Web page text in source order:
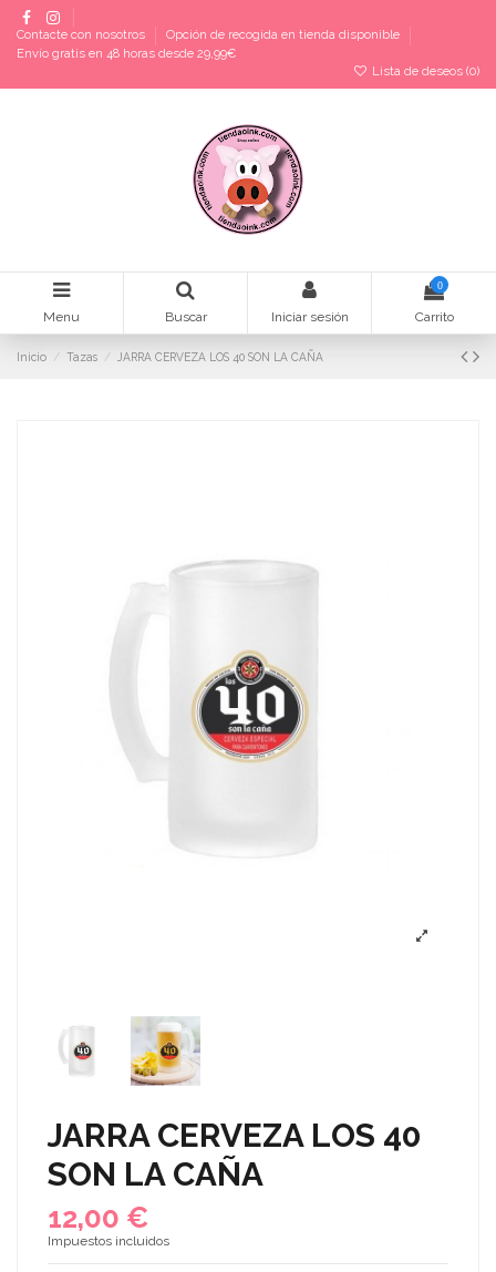
Contacte con nosotros
Opción de recogida en tienda disponible
Envío gratis en 48 horas desde 29,99€
Lista de deseos (0)
Menu Buscar Iniciar sesión
0
Carrito
Inicio Tazas JARRA CERVEZA LOS 40 SON LA CAÑA
JARRA CERVEZA LOS 40
SON LA CAÑA
12,00 €
Impuestos incluidos